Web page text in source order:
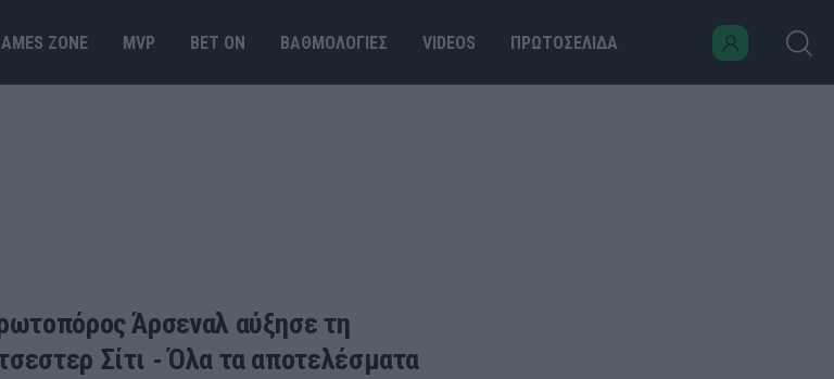
ΖΟΝΕ MVP BET ΟΝ ΒΑΘΜΟΛΟΓΙΕΣ VIDEOS ΠΡΩΤΟΣΕΛΙΔΑ
Άρσεναλ αύξησε τη
Σίτι - Όλα τα αποτελέσματα